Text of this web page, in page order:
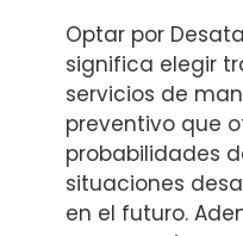
Optar por
significa elegir
servicios de
preventivo que
probabilidades
situaciones
en el futuro.